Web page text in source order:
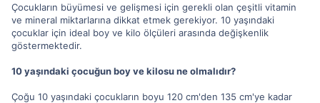
Çocukların büyümesi ve gelişmesi için gerekli olan çeşitli vitamin
ve mineral miktarlarına dikkat etmek gerekiyor. 10 yaşındaki
çocuklar için ideal boy ve kilo ölçüleri arasında değişkenlik
göstermektedir.
10 yaşındaki çocuğun boy ve kilosu ne olmalıdır?
Çoğu 10 yaşındaki çocukların boyu 120 cm'den 135 cm'ye kadar